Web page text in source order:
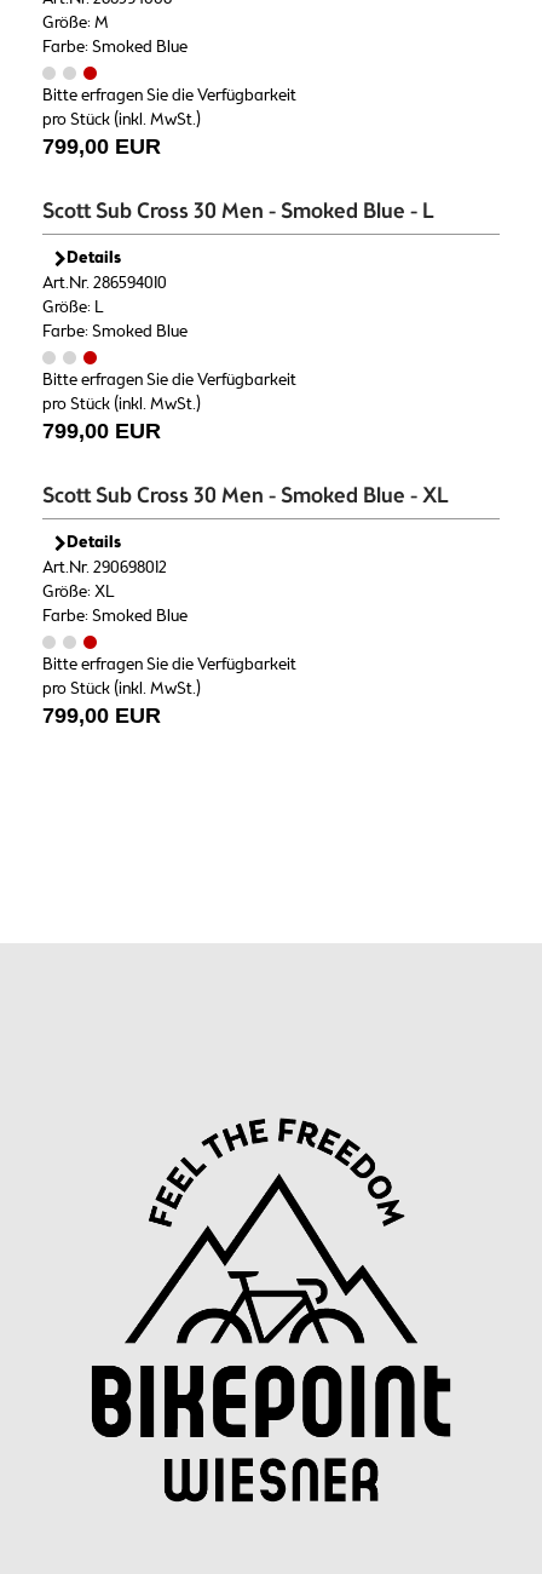
Größe: M
Farbe: Smoked Blue
Bitte erfragen Sie die Verfügbarkeit
pro Stück (inkl. MwSt.)
799,00 EUR
Scott Sub Cross 30 Men - Smoked Blue - L
Details
Art.Nr. 286594010
Größe: L
Farbe: Smoked Blue
Bitte erfragen Sie die Verfügbarkeit
pro Stück (inkl. MwSt.)
799,00 EUR
Scott Sub Cross 30 Men - Smoked Blue - XL
Details
Art.Nr. 290698012
Größe: XL
Farbe: Smoked Blue
Bitte erfragen Sie die Verfügbarkeit
pro Stück (inkl. MwSt.)
799,00 EUR